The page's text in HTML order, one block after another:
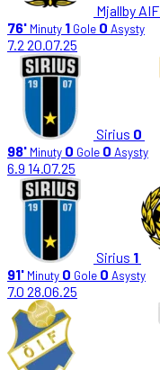
Mjallby AIF
76' Minuty 1 Gole 0 Asysty
7.2 20.07.25
Sirius 0
98' Minuty 0 Gole 0 Asysty
6.9 14.07.25
Sirius 1
91' Minuty 0 Gole 0 Asysty
7.0 28.06.25